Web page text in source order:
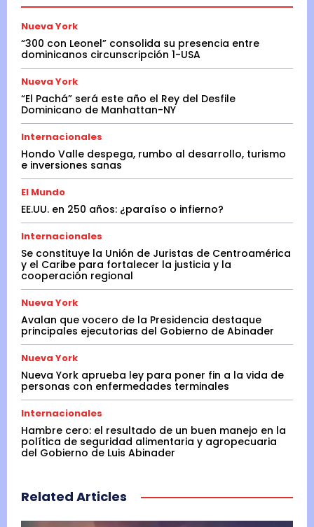
Nueva York
“300 con Leonel” consolida su presencia entre
dominicanos circunscripción 1-USA
Nueva York
“El Pachá” será este año el Rey del Desfile
Dominicano de Manhattan-NY
Internacionales
Hondo Valle despega, rumbo al desarrollo, turismo
e inversiones sanas
El Mundo
EE.UU. en 250 años: ¿paraíso o infierno?
Internacionales
Se constituye la Unión de Juristas de Centroamérica
y el Caribe para fortalecer la justicia y la
cooperación regional
Nueva York
Avalan que vocero de la Presidencia destaque
principales ejecutorias del Gobierno de Abinader
Nueva York
Nueva York aprueba ley para poner fin a la vida de
personas con enfermedades terminales
Internacionales
Hambre cero: el resultado de un buen manejo en la
política de seguridad alimentaria y agropecuaria
del Gobierno de Luis Abinader
Related Articles